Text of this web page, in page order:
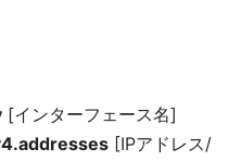
[インターフェース名]
[IPアドレス/